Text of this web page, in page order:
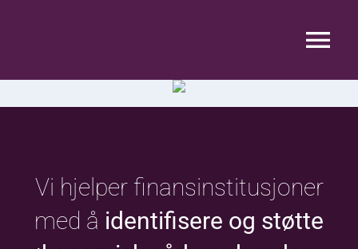
Vår metode
Vi hjelper finansinstitusjoner
med å identifisere og støtte